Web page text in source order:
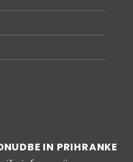
IN PRIHRANKE